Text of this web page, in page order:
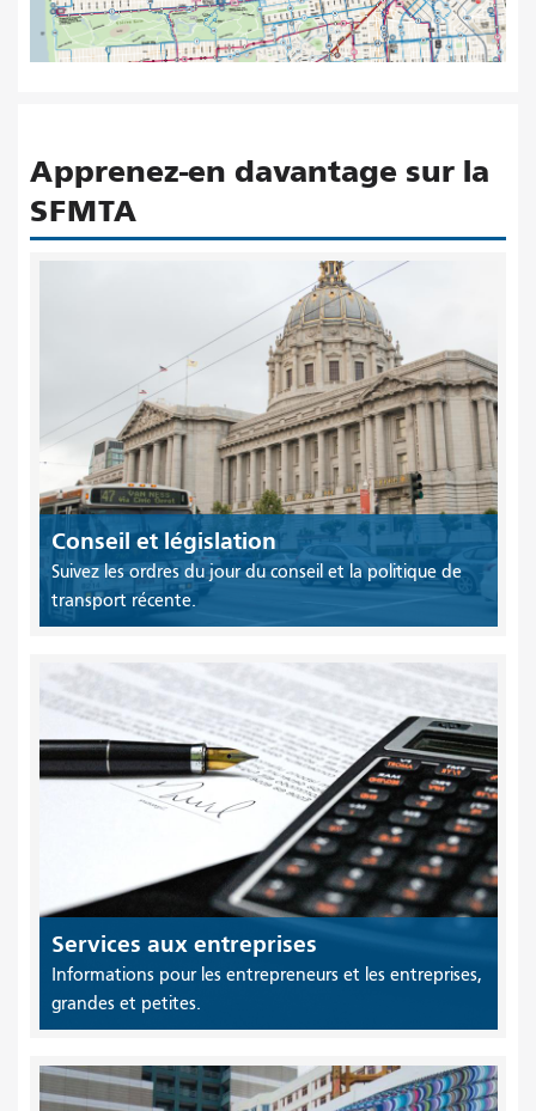
Apprenez-en davantage sur la
SFMTA
Conseil et législation
Suivez les ordres du jour du conseil et la politique de
transport récente.
Services aux entreprises
Informations pour les entrepreneurs et les entreprises,
grandes et petites.